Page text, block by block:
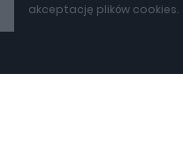
akceptację plików cookies.